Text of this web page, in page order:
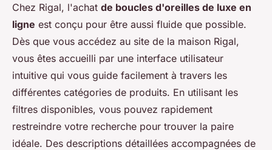
Chez Rigal, l'achat de boucles d'oreilles de luxe en
ligne est conçu pour être aussi fluide que possible.
Dès que vous accédez au site de la maison Rigal,
vous êtes accueilli par une interface utilisateur
intuitive qui vous guide facilement à travers les
différentes catégories de produits. En utilisant les
filtres disponibles, vous pouvez rapidement
restreindre votre recherche pour trouver la paire
idéale. Des descriptions détaillées accompagnées de